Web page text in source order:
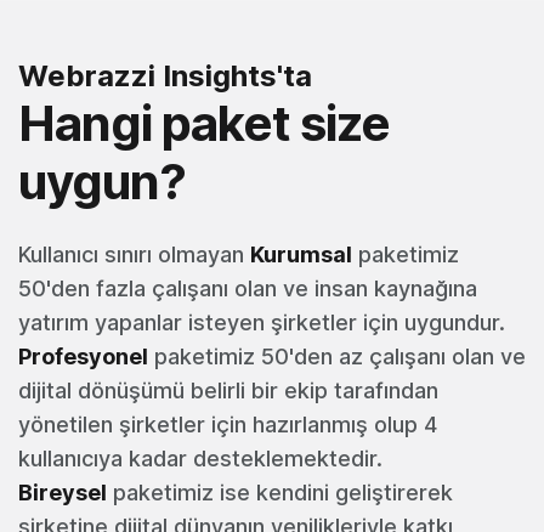
Webrazzi Insights'ta
Hangi paket size
uygun?
Kullanıcı sınırı olmayan Kurumsal paketimiz
50'den fazla çalışanı olan ve insan kaynağına
yatırım yapanlar isteyen şirketler için uygundur.
Profesyonel paketimiz 50'den az çalışanı olan ve
dijital dönüşümü belirli bir ekip tarafından
yönetilen şirketler için hazırlanmış olup 4
kullanıcıya kadar desteklemektedir.
Bireysel paketimiz ise kendini geliştirerek
şirketine dijital dünyanın yenilikleriyle katkı